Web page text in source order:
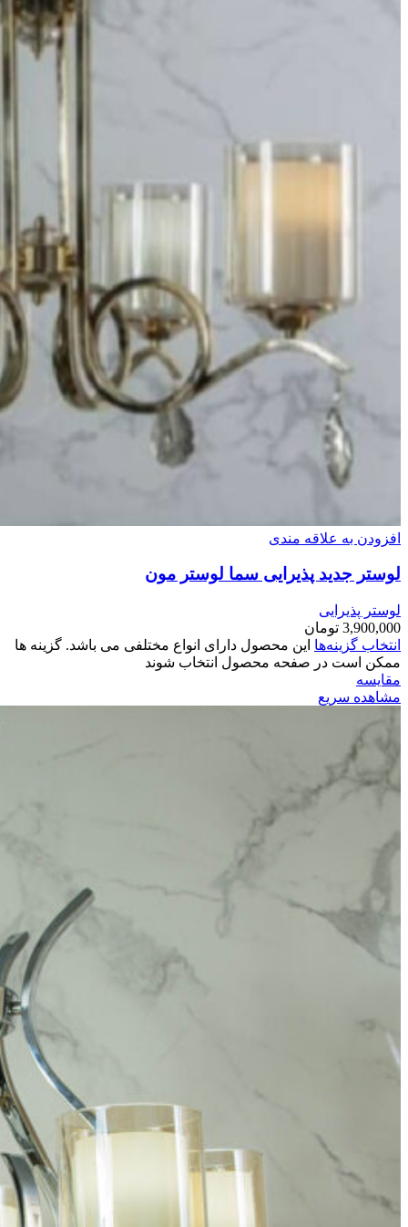
افزودن به علاقه مندی
لوستر جدید پذیرایی سما لوستر مون
لوستر پذیرایی
3,900,000 تومان
انتخاب گزینه‌ها این محصول دارای انواع مختلفی می باشد. گزینه ها
ممکن است در صفحه محصول انتخاب شوند
مقایسه
مشاهده سریع